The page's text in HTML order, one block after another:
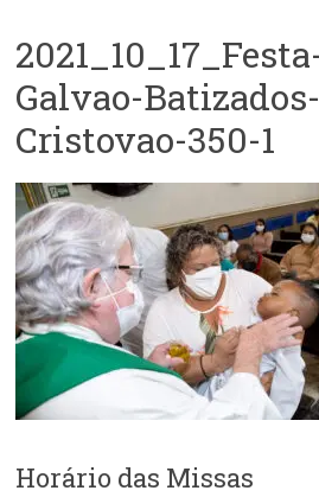
–
Luz
Arquidiocese
São
Paulo
–
Região
Episcopal
Sé
–
Setor
Galvao-
Cristovao-350-1
Horário das Missas